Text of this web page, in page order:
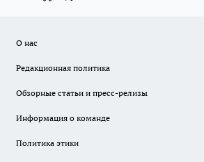
О нас
Редакционная политика
Обзорные статьи и пресс-релизы
Информация о команде
Политика этики